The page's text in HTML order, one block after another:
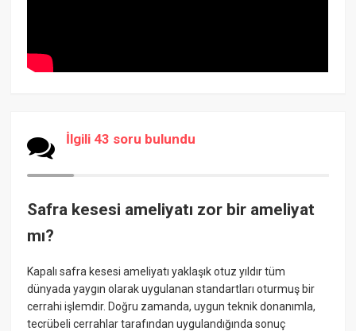
İlgili 43 soru bulundu
Safra kesesi ameliyatı zor bir ameliyat
mı?
Kapalı safra kesesi ameliyatı yaklaşık otuz yıldır tüm
dünyada yaygın olarak uygulanan standartları oturmuş bir
cerrahi işlemdir. Doğru zamanda, uygun teknik donanımla,
tecrübeli cerrahlar tarafından uygulandığında sonuç